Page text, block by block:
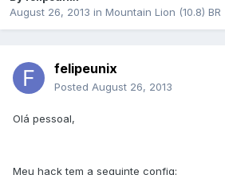
August 26, 2013 in Mountain Lion (10.8) BR
felipeunix
Posted August 26, 2013
Olá pessoal,
Meu hack tem a seguinte config: